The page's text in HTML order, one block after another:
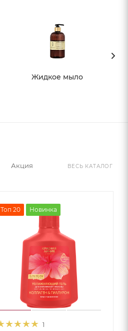
Жидкое мыло
Акция ВЕСЬ КАТАЛОГ
Топ 20 Новинка
1